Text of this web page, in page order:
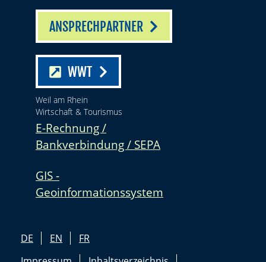
ANSPRECHPARTNER
WWT
Weil am Rhein
Wirtschaft & Tourismus
E-Rechnung /
Bankverbindung / SEPA
GIS -
Geoinformationssystem
DE EN
FR